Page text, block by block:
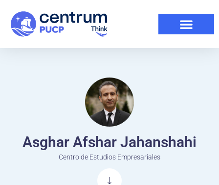
Asghar Afshar Jahanshahi
Centro de Estudios Empresariales